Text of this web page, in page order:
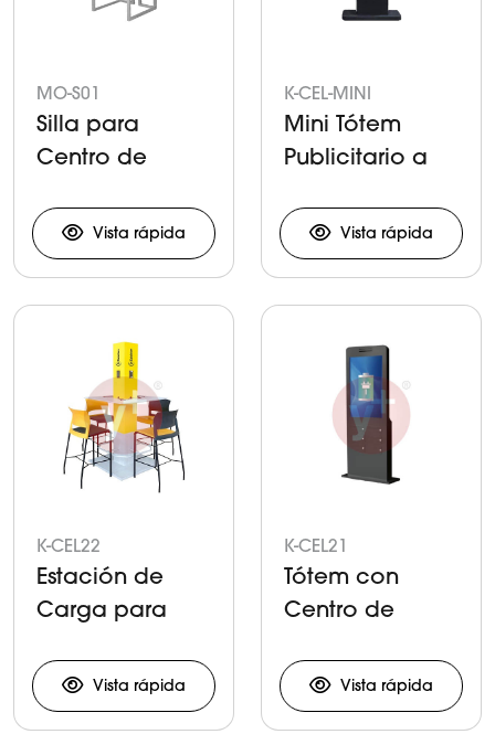
MO-S01
Silla para
Centro de
Acero
Inoxidable
Vista rápida
K-CEL-MINI
Mini Tótem
Publicitario a
Vista rápida
K-CEL22
Estación de
Carga para
MóvilesVista rápida
K-CEL21
Tótem con
Centro de
Vista rápida